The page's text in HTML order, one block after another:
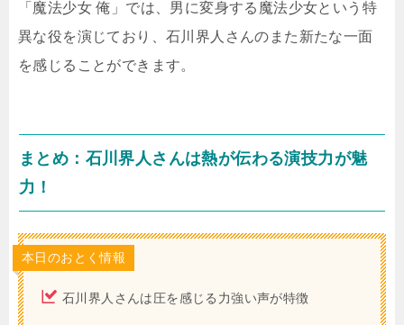
「魔法少女 俺」では、男に変身する魔法少女という特
異な役を演じており、石川界人さんのまた新たな一面
を感じることができます。
まとめ：石川界人さんは熱が伝わる演技力が魅
力！
本日のおとく情報
石川界人さんは圧を感じる力強い声が特徴